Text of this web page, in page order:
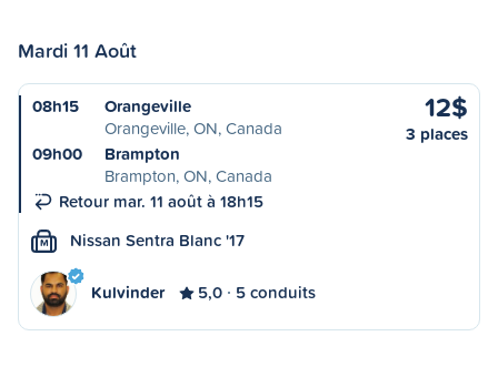
Mardi 11 Août
08h15
Orangeville
Orangeville, ON, Canada
09h00
Brampton
Brampton, ON, Canada
Retour mar. 11 août à 18h15
12$
3 places
M Nissan Sentra Blanc '17
Kulvinder 5,0 5 conduits